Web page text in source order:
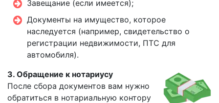
Завещание (если имеется);
Документы на имущество, которое
наследуется (например, свидетельство о
регистрации недвижимости, ПТС для
автомобиля).
3. Обращение к нотариусу
После сбора документов вам нужно
обратиться в нотариальную контору